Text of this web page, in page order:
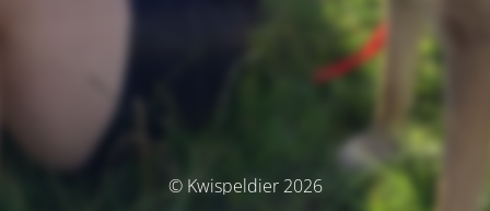
© Kwispeldier 2026